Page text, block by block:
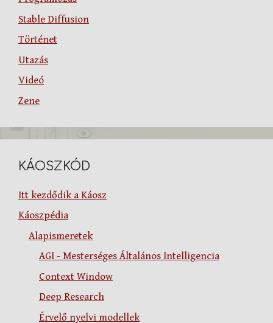
Stable Diffusion
Történet
Utazás
Videó
Zene
KÁOSZKÓD
Itt kezdődik a Káosz
Káoszpédia
Alapismeretek
AGI - Mesterséges Általános Intelligencia
Context Window
Deep Research
Érvelő nyelvi modellek